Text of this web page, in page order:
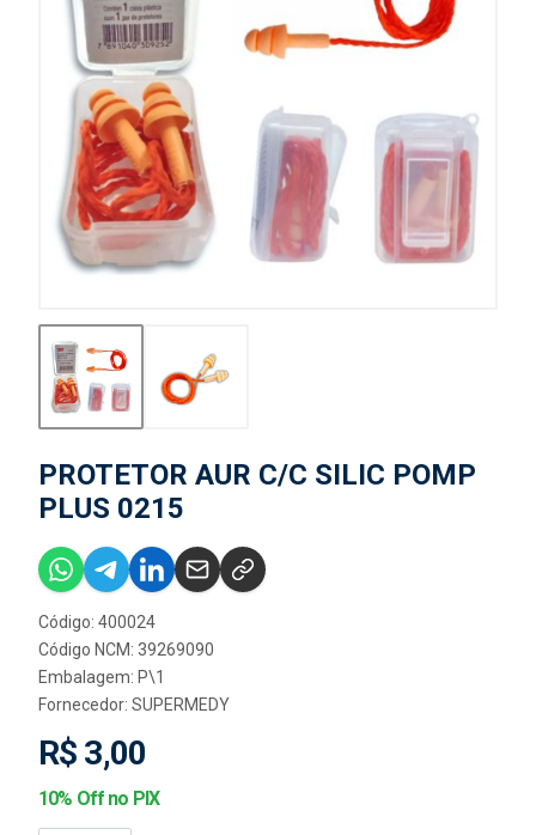
PROTETOR AUR C/C SILIC POMP
PLUS 0215
Código: 400024
Código NCM: 39269090
Embalagem: P\1
Fornecedor: SUPERMEDY
R$ 3,00
10% Off no PIX